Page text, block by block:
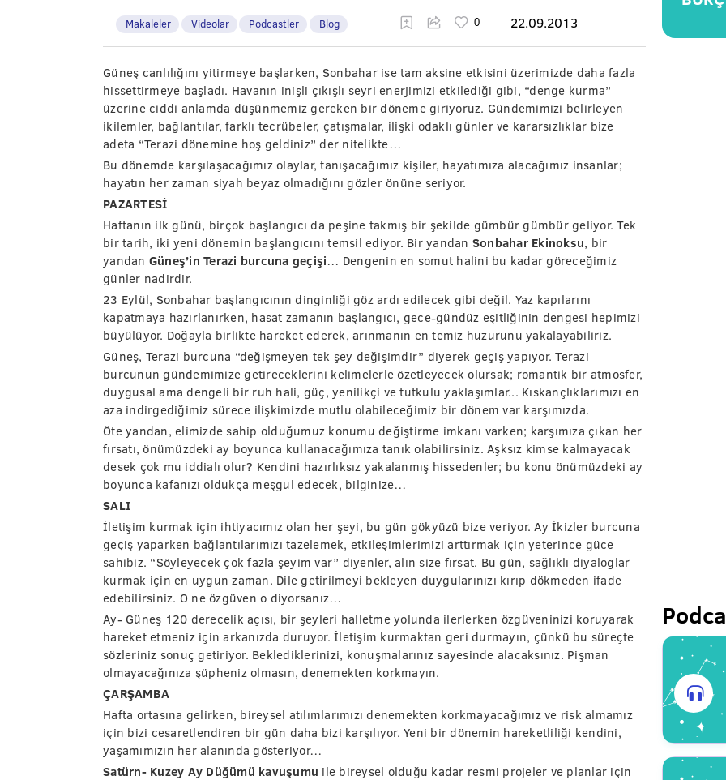
Makaleler Videolar Podcastler Blog 22.09.2013
Güneş canlılığını yitirmeye başlarken, Sonbahar ise tam aksine etkisini üzerimizde daha fazla
hissettirmeye başladı. Havanın inişli çıkışlı seyri enerjimizi etkilediği gibi, “denge kurma”
üzerine ciddi anlamda düşünmemiz gereken bir döneme giriyoruz. Gündemimizi belirleyen
ikilemler, bağlantılar, farklı tecrübeler, çatışmalar, ilişki odaklı günler ve kararsızlıklar bize
adeta “Terazi dönemine hoş geldiniz” der nitelikte…
Bu dönemde karşılaşacağımız olaylar, tanışacağımız kişiler, hayatımıza alacağımız insanlar;
hayatın her zaman siyah beyaz olmadığını gözler önüne seriyor.
PAZARTESİ
Haftanın ilk günü, birçok başlangıcı da peşine takmış bir şekilde gümbür gümbür geliyor. Tek
bir tarih, iki yeni dönemin başlangıcını temsil ediyor. Bir yandan Sonbahar Ekinoksu, bir
yandan Güneş’in Terazi burcuna geçişi… Dengenin en somut halini bu kadar göreceğimiz
günler nadirdir.
23 Eylül, Sonbahar başlangıcının dinginliği göz ardı edilecek gibi değil. Yaz kapılarını
kapatmaya hazırlanırken, hasat zamanın başlangıcı, gece-gündüz eşitliğinin dengesi hepimizi
büyülüyor. Doğayla birlikte hareket ederek, arınmanın en temiz huzurunu yakalayabiliriz.
Güneş, Terazi burcuna “değişmeyen tek şey değişimdir” diyerek geçiş yapıyor. Terazi
burcunun gündemimize getireceklerini kelimelerle özetleyecek olursak; romantik bir atmosfer,
duygusal ama dengeli bir ruh hali, güç, yenilikçi ve tutkulu yaklaşımlar... Kıskançlıklarımızı en
aza indirgediğimiz sürece ilişkimizde mutlu olabileceğimiz bir dönem var karşımızda.
Öte yandan, elimizde sahip olduğumuz konumu değiştirme imkanı varken; karşımıza çıkan her
fırsatı, önümüzdeki ay boyunca kullanacağımıza tanık olabilirsiniz. Aşksız kimse kalmayacak
desek çok mu iddialı olur? Kendini hazırlıksız yakalanmış hissedenler; bu konu önümüzdeki ay
boyunca kafanızı oldukça meşgul edecek, bilginize…
SALI
İletişim kurmak için ihtiyacımız olan her şeyi, bu gün gökyüzü bize veriyor. Ay İkizler burcuna
geçiş yaparken bağlantılarımızı tazelemek, etkileşimlerimizi arttırmak için yeterince güce
sahibiz. “Söyleyecek çok fazla şeyim var” diyenler, alın size fırsat. Bu gün, sağlıklı diyaloglar
kurmak için en uygun zaman. Dile getirilmeyi bekleyen duygularınızı kırıp dökmeden ifade
edebilirsiniz. O ne özgüven o diyorsanız…
Ay- Güneş 120 derecelik açısı, bir şeyleri halletme yolunda ilerlerken özgüveninizi koruyarak
hareket etmeniz için arkanızda duruyor. İletişim kurmaktan geri durmayın, çünkü bu süreçte
sözleriniz sonuç getiriyor. Beklediklerinizi, konuşmalarınız sayesinde alacaksınız. Pişman
olmayacağınıza şüpheniz olmasın, denemekten korkmayın.
ÇARŞAMBA
Hafta ortasına gelirken, bireysel atılımlarımızı denemekten korkmayacağımız ve risk almamız
için bizi cesaretlendiren bir gün daha bizi karşılıyor. Yeni bir dönemin hareketliliği kendini,
yaşamımızın her alanında gösteriyor…
Satürn- Kuzey Ay Düğümü kavuşumu ile bireysel olduğu kadar resmi projeler ve planlar için